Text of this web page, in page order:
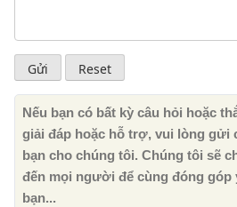
Nếu bạn có bất kỳ câu hỏi hoặc
giải đáp hoặc hỗ trợ, vui lòng gửi
bạn cho chúng tôi. Chúng tôi sẽ
đến mọi người để cùng đóng góp
bạn...